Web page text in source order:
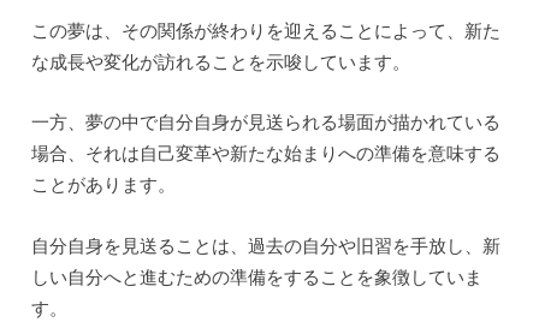
この夢は、その関係が終わりを迎えることによって、新た
な成長や変化が訪れることを示唆しています。
一方、夢の中で自分自身が見送られる場面が描かれている
場合、それは自己変革や新たな始まりへの準備を意味する
ことがあります。
自分自身を見送ることは、過去の自分や旧習を手放し、新
しい自分へと進むための準備をすることを象徴していま
す。